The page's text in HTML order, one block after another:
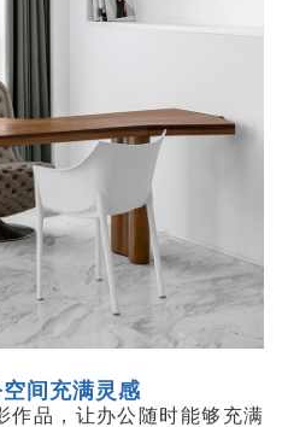
间充满灵感
作品，让办公随时能够充满